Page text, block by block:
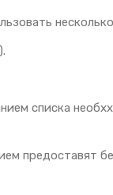
списка
предоставят